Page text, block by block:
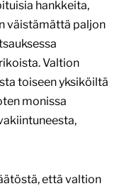
hankkeita,
väistämättä paljon
Valtion
toiseen yksiköiltä
monissa
että valtion